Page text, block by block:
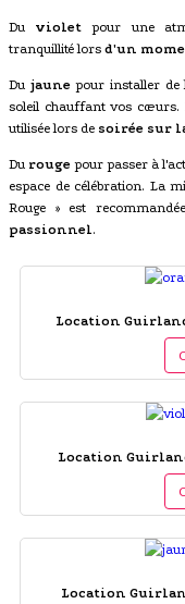
Du violet pour une
tranquillité lors d'un
Du jaunepour installer de
soleil chauffant vos cœurs.
utilisée lors de soirée sur
Du rouge pour passer à
espace de célébration. La
Rouge » est
passionnel.
Location
Location
Location